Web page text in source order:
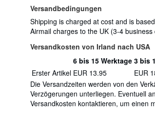
Versandbedingungen
Shipping is charged at cost and is
Airmail charges to the UK (3-4
Versandkosten von Irland nach USA
Versandkosten
von
Irland
nach
USA
Bestellmenge
6 bis 15 Werktage 3 bis
Erster Artikel EUR 13.95
EUR
Die Versandzeiten werden von den
Verzögerungen unterliegen. Eventuell
Versandkosten kontaktieren, um einen